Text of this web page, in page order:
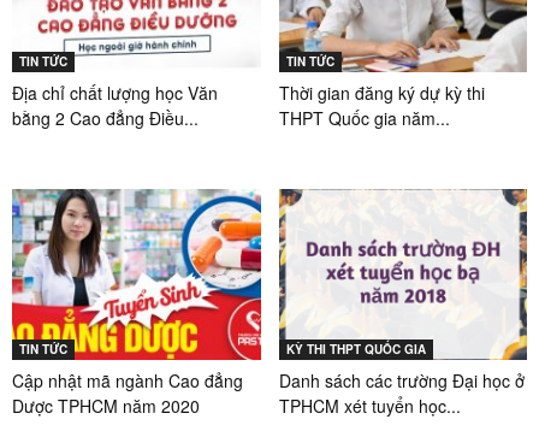
TIN TỨC
Địa chỉ chất lượng học Văn
bằng 2 Cao đẳng Điều...
TIN TỨC
Thời gian đăng ký dự kỳ thi
THPT Quốc gia năm...
TIN TỨC
Cập nhật mã ngành Cao đẳng
Dược TPHCM năm 2020
KỲ THI THPT QUỐC GIA
Danh sách các trường Đại học ở
TPHCM xét tuyển học...